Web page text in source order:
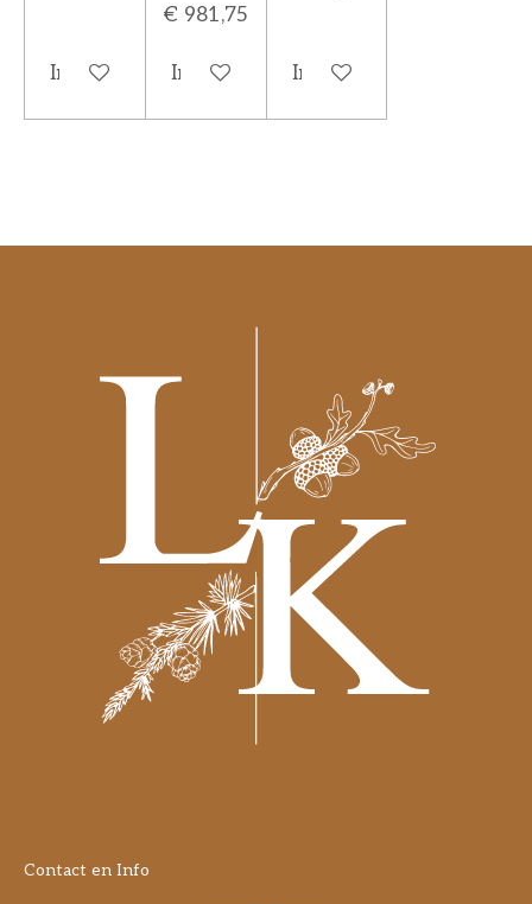
In winkelwagen
€ 981,75
In winkelwagenIn winkelwagen
Contact en Info